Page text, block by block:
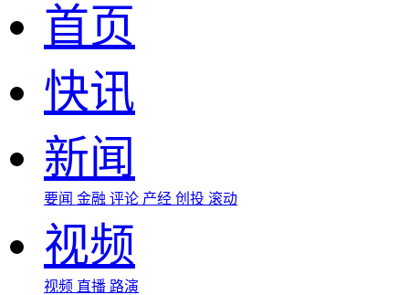
首页
快讯
新闻
要闻 金融 评论 产经 创投 滚动
视频
视频 直播 路演